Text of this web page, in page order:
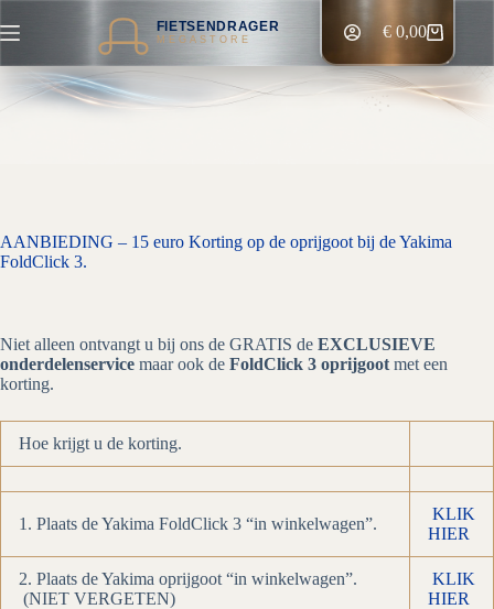
naar
inhoud
FIETSENDRAGER
MEGASTORE Winkelwagen
€0,00
AANBIEDING – 15 euro Korting op de oprijgoot bij de Yakima
FoldClick 3.
Niet alleen ontvangt u bij ons de GRATIS de EXCLUSIEVE
onderdelenservice maar ook de FoldClick 3 oprijgoot met een
korting.
Hoe krijgt u de korting.
1. Plaats de Yakima FoldClick 3 “in winkelwagen”.
KLIK
HIER
2. Plaats de Yakima oprijgoot “in winkelwagen”.
(NIET VERGETEN)
KLIK
HIER